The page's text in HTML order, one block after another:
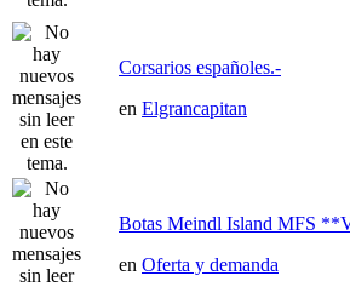
Corsarios españoles.-
en Elgrancapitan
Botas Meindl Island MFS
en Oferta y demanda